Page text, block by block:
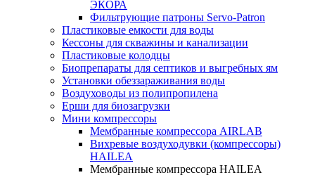
ЭКОРА
Фильтрующие патроны Servo-Patron
Пластиковые емкости для воды
Кессоны для скважины и канализации
Пластиковые колодцы
Биопрепараты для септиков и выгребных ям
Установки обеззараживания воды
Воздуховоды из полипропилена
Ерши для биозагрузки
Мини компрессоры
Мембранные компрессора AIRLAB
Вихревые воздуходувки (компрессоры)
HAILEA
Мембранные компрессора HAILEA